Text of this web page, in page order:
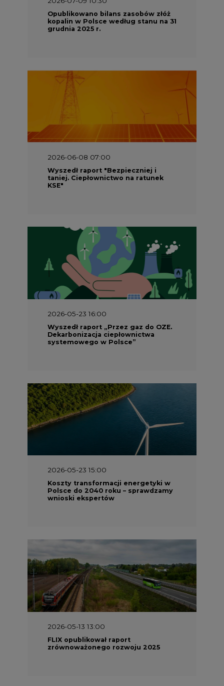
2026-06-08 07:00
taniej. Ciepłownictwo na ratunek
KSE"
2026-05-23 16:00
Wyszedł raport „Przez gaz do OZE.
Dekarbonizacja ciepłownictwa
systemowego w Polsce”
Koszty transformacji energetyki w
Polsce do 2040 roku – sprawdzamy
wnioski ekspertów
2026-05-13 13:00
FLIX opublikował raport
zrównoważonego rozwoju 2025